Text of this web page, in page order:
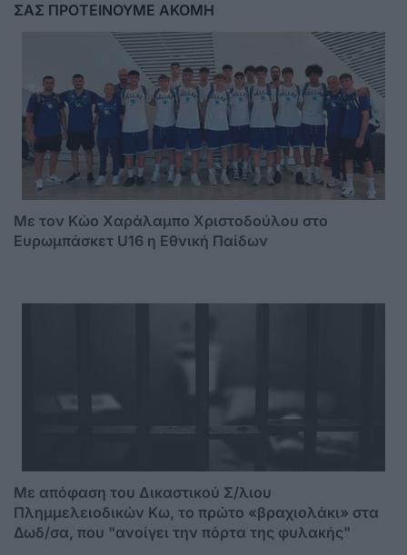
ΣΑΣ ΠΡΟΤΕΙΝΟΥΜΕ ΑΚΟΜΗ
Με τον Κώο Χαράλαμπο Χριστοδούλου στο
Ευρωμπάσκετ U16 η Εθνική Παίδων
Mε απόφαση του Δικαστικού Σ/λιου
Πλημμελειοδικών Κω, το πρώτο «βραχιολάκι» στα
Δωδ/σα, που "ανοίγει την πόρτα της φυλακής"